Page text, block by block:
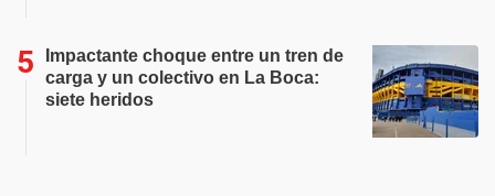
Impactante choque entre un tren de
carga y un colectivo en La Boca:
siete heridos